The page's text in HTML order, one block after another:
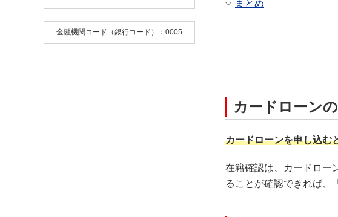
金融機関コード（銀行コード）：0005
まとめ
カードローン
カードローンを申し込む
在籍確認は、カードロー
ることが確認できれば、